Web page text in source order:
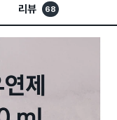
리뷰 68